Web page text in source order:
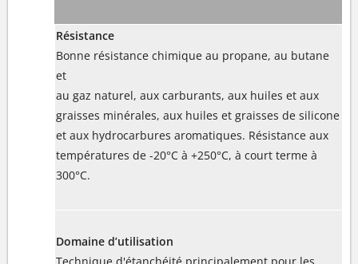
Résistance
Bonne résistance chimique au propane, au butane
et
au gaz naturel, aux carburants, aux huiles et aux
graisses minérales, aux huiles et graisses de silicone
et aux hydrocarbures aromatiques. Résistance aux
températures de -20°C à +250°C, à court terme à
300°C.
Domaine d’utilisation
Technique d'étanchéité principalement pour les